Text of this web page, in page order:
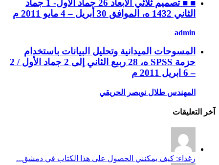
■ ■ تصميم ثلاثي الابعاد 26 جماد الأول- 1 جماد
الثاني 1432 ه، الموافق 30 أبريل – 4 مايو 2011 م
admin
المسوحات الميدانية وتحليل البيانات باستخدام
حزمة SPSS ه، 28 ربيع الثاني إلى 2 جماد الأول / 2
– 6 ابريل 2011 م
المهندس طلال نويصر الحريقي
آخر التعليقات
رغداء: كيف يمكنني الحصول على هذا الكتاب في دمشق...